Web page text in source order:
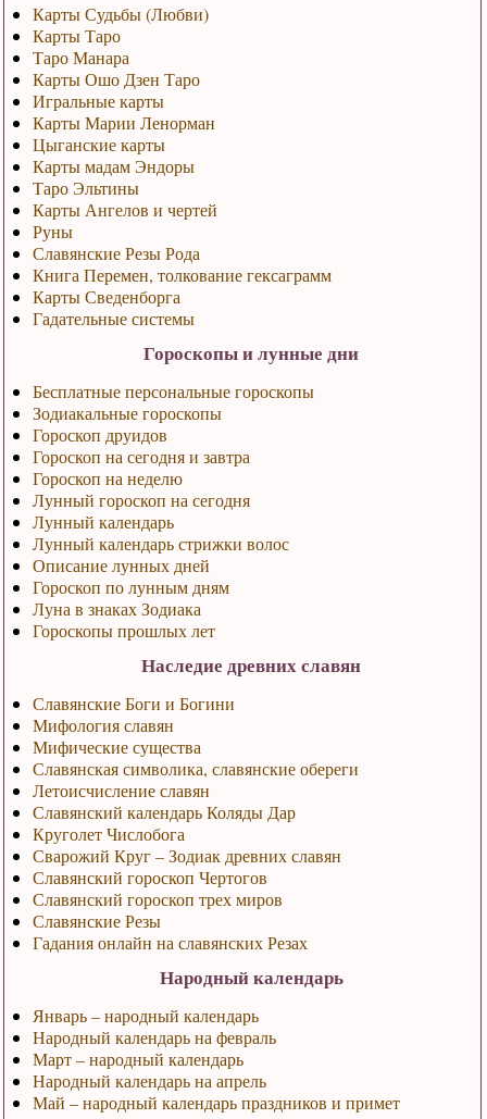
Карты Судьбы (Любви)
Карты Таро
Таро Манара
Карты Ошо Дзен Таро
Игральные карты
Карты Марии Ленорман
Цыганские карты
Карты мадам Эндоры
Таро Эльтины
Карты Ангелов и чертей
Руны
Славянские Резы Рода
Книга Перемен, толкование гексаграмм
Карты Сведенборга
Гадательные системы
Гороскопы и лунные дни
Бесплатные персональные гороскопы
Зодиакальные гороскопы
Гороскоп друидов
Гороскоп на сегодня и завтра
Гороскоп на неделю
Лунный гороскоп на сегодня
Лунный календарь
Лунный календарь стрижки волос
Описание лунных дней
Гороскоп по лунным дням
Луна в знаках Зодиака
Гороскопы прошлых лет
Наследие древних славян
Славянские Боги и Богини
Мифология славян
Мифические существа
Славянская символика, славянские обереги
Летоисчисление славян
Славянский календарь Коляды Дар
Круголет Числобога
Сварожий Круг – Зодиак древних славян
Славянский гороскоп Чертогов
Славянский гороскоп трех миров
Славянские Резы
Гадания онлайн на славянских Резах
Народный календарь
Январь – народный календарь
Народный календарь на февраль
Март – народный календарь
Народный календарь на апрель
Май – народный календарь праздников и примет